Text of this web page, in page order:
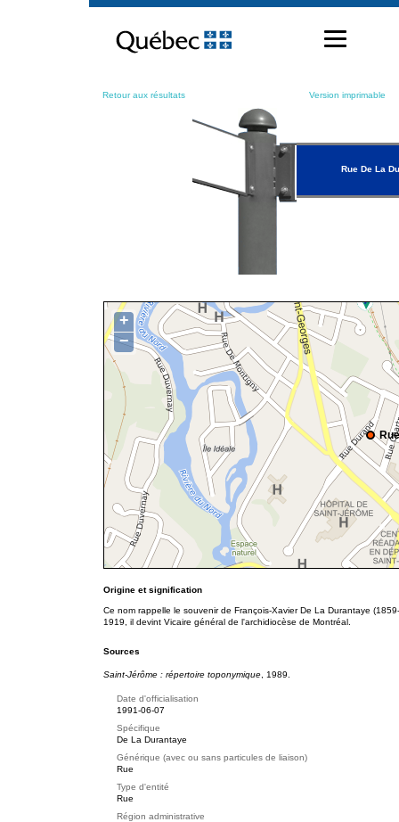
contenu
Retour aux résultats Version imprimable
Rue De La
+
−
Origine et signification
Ce nom rappelle le souvenir de François-Xavier De La Durantaye
1919, il devint Vicaire général de l'archidiocèse de Montréal.
Sources
Saint-Jérôme : répertoire toponymique , 1989.
Date d'officialisation
1991-06-07
Spécifique
De La Durantaye
Générique (avec ou sans particules de liaison)
Rue
Type d'entité
Rue
Région administrative